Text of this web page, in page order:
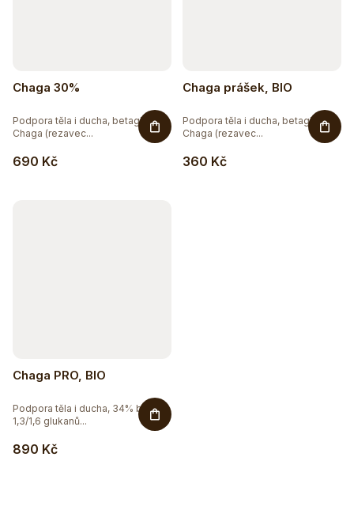
Chaga 30%
690 Kč
Podpora těla i ducha, betaglukany
Chaga (rezavec...
Chaga prášek, BIO
360 Kč
Podpora těla i ducha, betaglukany
Chaga (rezavec...
Chaga PRO, BIO
890 Kč
Podpora těla i ducha, 34% beta
1,3/1,6 glukanů...
Hydratujte chytře 💦